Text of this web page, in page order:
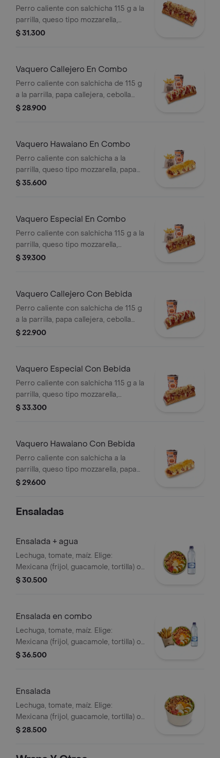
Perro caliente con salchicha 115 g a la
parrilla, queso tipo mozzarella,
tocineta picada, papa callejera,
$ 31.300
Vaquero Callejero En Combo
Perro caliente con salchicha de 115 g
a la parrilla, papa callejera, cebolla
picada, salsa blanca, salsa de tomate
PET
$ 28.900
Vaquero Hawaiano En Combo
Perro caliente con salchicha a la
parrilla, queso tipo mozzarella, papa
callejera, piña y salsas en pan perro +
$ 35.600
Vaquero Especial En Combo
Perro caliente con salchicha 115 g a la
parrilla, queso tipo mozzarella,
tocineta picada, papa callejera,
papas medianas (Corral o en cascos)
+ bebida PET
$ 39.300
Vaquero Callejero Con Bebida
Perro caliente con salchicha de 115 g
a la parrilla, papa callejera, cebolla
picada, salsa blanca, salsa de tomate
$ 22.900
Vaquero Especial Con Bebida
Perro caliente con salchicha 115 g a la
parrilla, queso tipo mozzarella,
tocineta picada, papa callejera,
bebida PET
$ 33.300
Vaquero Hawaiano Con Bebida
Perro caliente con salchicha a la
parrilla, queso tipo mozzarella, papa
callejera, piña, salsa blanca y salsa de
$ 29.600
Ensaladas
Ensalada + agua
Lechuga, tomate, maíz. Elige:
Mexicana (frijol, guacamole, tortilla) o
Campestre (quesos, huevo, pepinillos)
alimentos de origen animal) + agua
$ 30.500
Ensalada en combo
Lechuga, tomate, maíz. Elige:
Mexicana (frijol, guacamole, tortilla) o
Campestre (quesos, huevo, pepinillos)
alimentos de origen animal) + papas
$ 36.500
Ensalada
Lechuga, tomate, maíz. Elige:
Mexicana (frijol, guacamole, tortilla) o
Campestre (quesos, huevo, pepinillos)
$ 28.500